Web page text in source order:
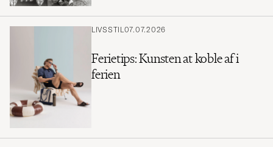
LIVSSTIL07.07.2026
Ferietips: Kunsten at koble af i
ferien